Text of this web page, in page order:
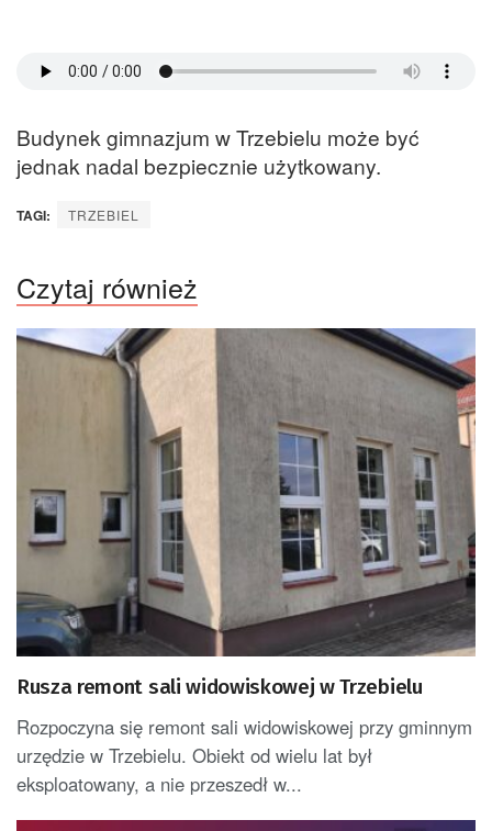
Budynek gimnazjum w Trzebielu może być
jednak nadal bezpiecznie użytkowany.
TAGI: TRZEBIEL
Czytaj również
Rusza remont sali widowiskowej w Trzebielu
Rozpoczyna się remont sali widowiskowej przy gminnym
urzędzie w Trzebielu. Obiekt od wielu lat był
eksploatowany, a nie przeszedł w...